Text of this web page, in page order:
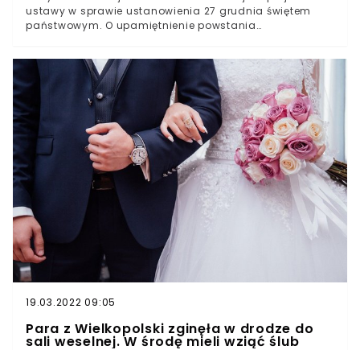
zwłokiNa Kaszubach odbywał się odstrzał dzików.
Jeden z myśliwych postrzelił 14-latkaźródło: wtv.pl
ustawy w sprawie ustanowienia 27 grudnia świętem
państwowym. O upamiętnienie powstania
Polacy zyskają kolejny dzień wolny od pracy.
19.03.2022 09:05
Para z Wielkopolski zginęła w drodze do
sali weselnej. W środę mieli wziąć ślub